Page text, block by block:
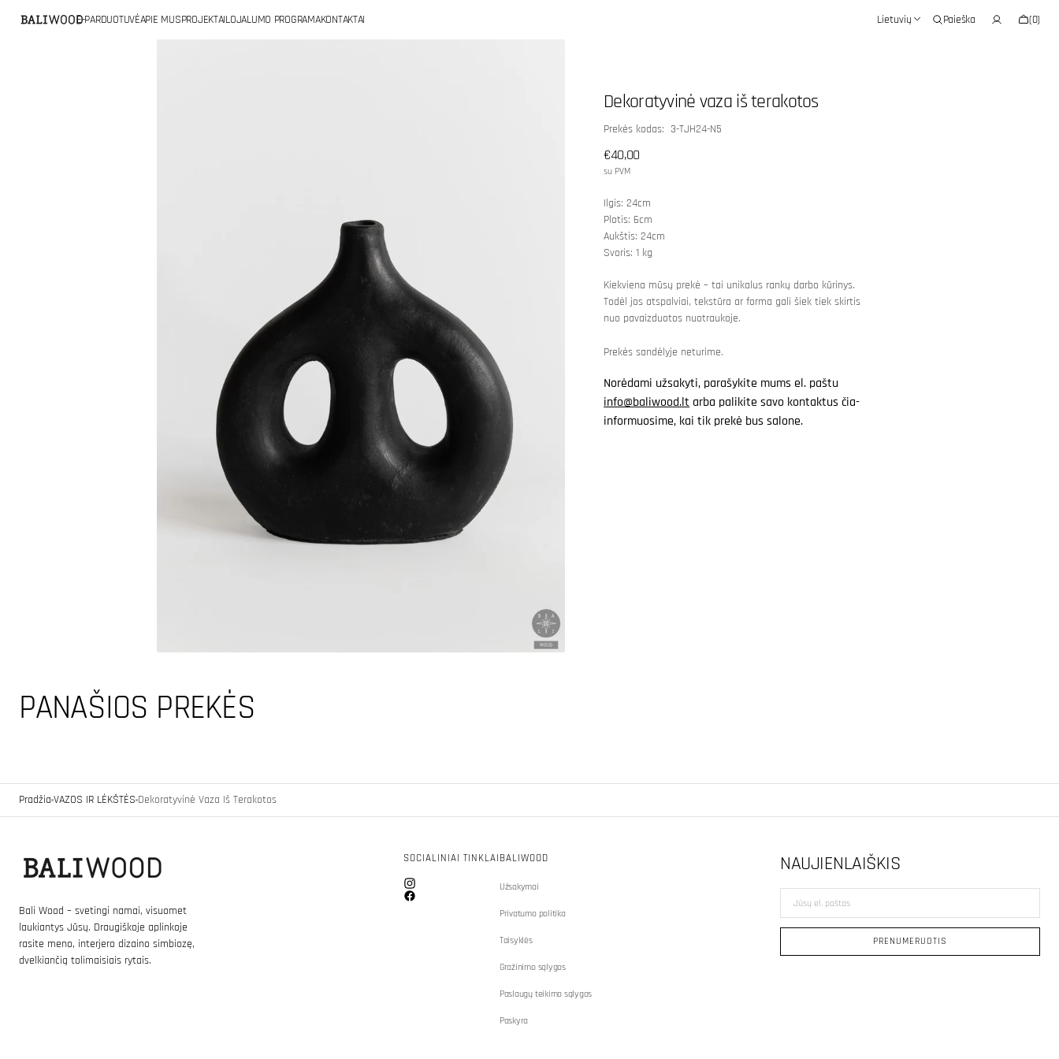
PRIE
E-PARDUOTUVĖAPIE MUSPROJEKTAILOJALUMO PROGRAMAKONTAKTAI Lietuvių Paieška Krepšelis
(0)
pagrindinę
galerijos
rodinyje
Dekoratyvinė vaza iš terakotos
SKU:
Prekės kodas: 3-TJH24-N5
Įprasta
kaina
€40,00
su PVM
Ilgis: 24cm
Plotis: 6cm
Aukštis: 24cm
Svoris: 1 kg
Kiekviena mūsų prekė – tai unikalus rankų darbo kūrinys.
Todėl jos atspalviai, tekstūra ar forma gali šiek tiek skirtis
nuo pavaizduotos nuotraukoje.
Prekės sandėlyje neturime.
Norėdami užsakyti, parašykite mums el. paštu
info@baliwood.lt arba palikite savo kontaktus čia-
informuosime, kai tik prekė bus salone.
PANAŠIOS PREKĖS
Pradžia VAZOS IR LĖKŠTĖS Dekoratyvinė Vaza Iš Terakotos
Bali Wood – svetingi namai, visuomet
laukiantys Jūsų. Draugiškoje aplinkoje
rasite meno, interjero dizaino simbiozę,
dvelkiančią tolimaisiais rytais.
SOCIALINIAI TINKLAI
Instagram
Facebook
BALIWOOD
Užsakymai
Privatumo politika
Taisyklės
Gražinimo sąlygos
Paslaugų teikimo sąlygos
Paskyra
NAUJIENLAIŠKIS
Jūsų
el.
PRENUMERUOTIS